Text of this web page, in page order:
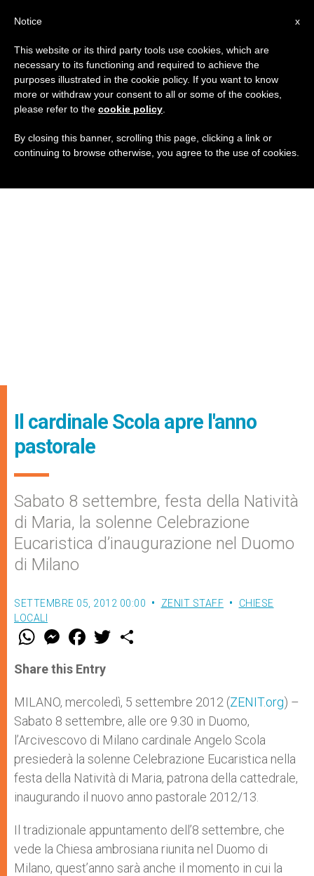
Il cardinale Scola apre l'anno
pastorale
Sabato 8 settembre, festa della Natività
di Maria, la solenne Celebrazione
Eucaristica d’inaugurazione nel Duomo
di Milano
SETTEMBRE 05, 2012 00:00 ZENIT STAFF
CHIESE
LOCALI
W
t
s
p
p
M
e
s
e
g
e
r
F
a
e
b
o
k
w
r
Share this Entry
MILANO, mercoledì, 5 settembre 2012 (ZENIT.org) –
Sabato 8 settembre, alle ore 9.30 in Duomo,
l’Arcivescovo di Milano cardinale Angelo Scola
presiederà la solenne Celebrazione Eucaristica nella
festa della Natività di Maria, patrona della cattedrale,
inaugurando il nuovo anno pastorale 2012/13.
Il tradizionale appuntamento dell’8 settembre, che
vede la Chiesa ambrosiana riunita nel Duomo di
Milano, quest’anno sarà anche il momento in cui la
x
Notice
This website or its third party tools use cookies, which are
necessary to its functioning and required to achieve the
purposes illustrated in the cookie policy. If you want to know
more or withdraw your consent to all or some of the cookies,
please refer to the cookie policy
By closing this banner, scrolling this page, clicking a link or
continuing to browse otherwise, you agree to the use of cookies.